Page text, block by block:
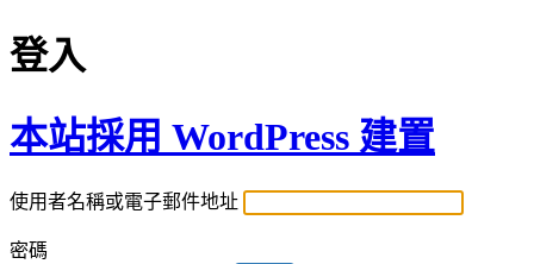
登入
本站採用 WordPress 建置
使用者名稱或電子郵件地址
密碼